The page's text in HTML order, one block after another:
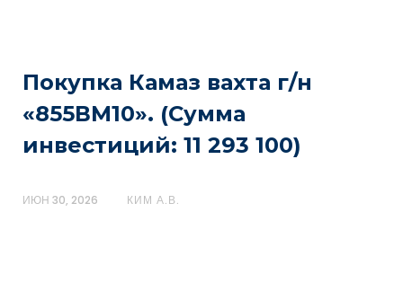
Покупка Камаз вахта г/н
«855ВМ10». (Сумма
инвестиций: 11 293 100)
ИЮН 30, 2026 КИМ А.В.